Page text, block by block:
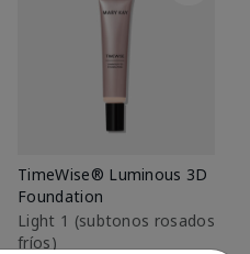
TimeWise® Luminous 3D
Foundation
Light 1​ (subtonos rosados
fríos)